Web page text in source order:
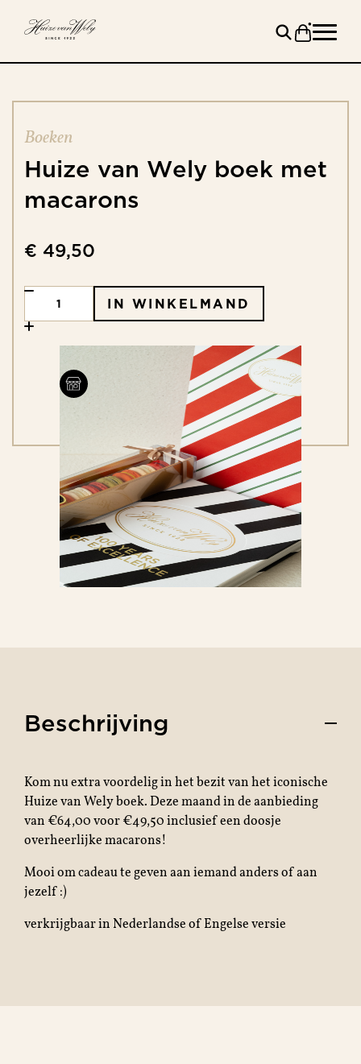
Boeken
Huize van Wely boek met
macarons
€ 49,50
IN WINKELMAND
Beschrijving
Kom nu extra voordelig in het bezit van het iconische
Huize van Wely boek. Deze maand in de aanbieding
van €64,00 voor €49,50 inclusief een doosje
overheerlijke macarons!
Mooi om cadeau te geven aan iemand anders of aan
jezelf :)
verkrijgbaar in Nederlandse of Engelse versie